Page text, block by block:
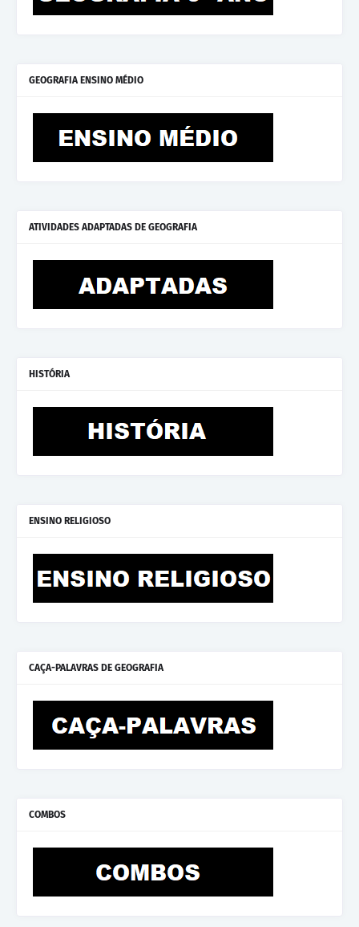
GEOGRAFIA ENSINO MÉDIO
ATIVIDADES ADAPTADAS DE GEOGRAFIA
HISTÓRIA
ENSINO RELIGIOSO
CAÇA-PALAVRAS DE GEOGRAFIA
COMBOS